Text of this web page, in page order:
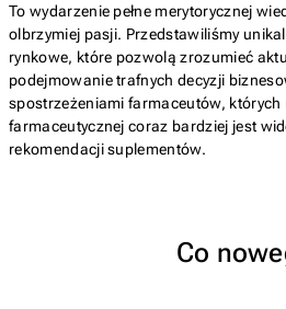
To wydarzenie pełne merytorycznej
olbrzymiej pasji. Przedstawiliśmy
rynkowe, które pozwolą zrozumieć
podejmowanie trafnych decyzji
spostrzeżeniami farmaceutów,
farmaceutycznej coraz bardziej jest
rekomendacji suplementów.
Co